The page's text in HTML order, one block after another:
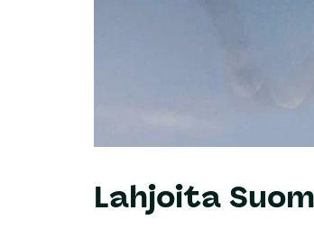
Lahjoita